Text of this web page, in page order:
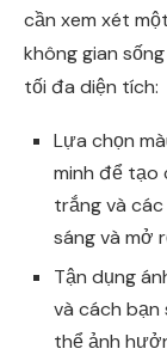
cần xem xét
không gian
tối đa diện tích:
Lựa chọn
minh để tạo
trắng và
sáng và mở
Tận dụng
và cách bạn
thể ảnh